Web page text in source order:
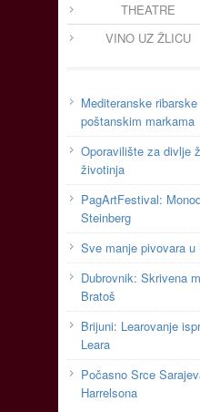
THEATRE
VINO UZ ŽLICU
Mediteranske
poštanskim markama
Oporavilište za divlje
životinja
PagArtFestival:
Steinberg
Sve manje pivovara u
Dubrovnik: Skrivena
Bratoš
Brijuni: Learovanje
Leara
Počasno Srce
Harrelsona